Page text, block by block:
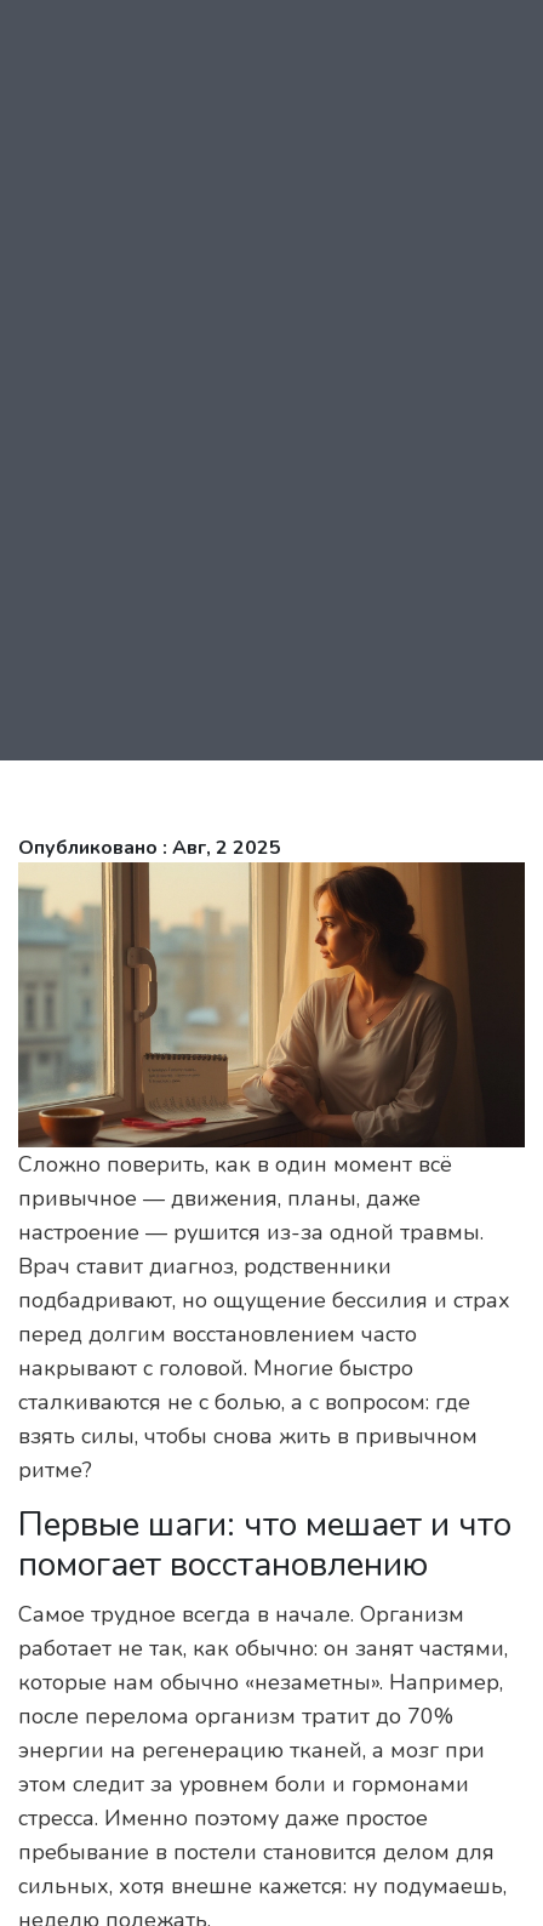
Опубликовано : Авг, 2 2025
Сложно поверить, как в один момент всё
привычное — движения, планы, даже
настроение — рушится из-за одной травмы.
Врач ставит диагноз, родственники
подбадривают, но ощущение бессилия и страх
перед долгим восстановлением часто
накрывают с головой. Многие быстро
сталкиваются не с болью, а с вопросом: где
взять силы, чтобы снова жить в привычном
ритме?
Первые шаги: что мешает и что
помогает восстановлению
Самое трудное всегда в начале. Организм
работает не так, как обычно: он занят частями,
которые нам обычно «незаметны». Например,
после перелома организм тратит до 70%
энергии на регенерацию тканей, а мозг при
этом следит за уровнем боли и гормонами
стресса. Именно поэтому даже простое
пребывание в постели становится делом для
сильных, хотя внешне кажется: ну подумаешь,
неделю полежать.